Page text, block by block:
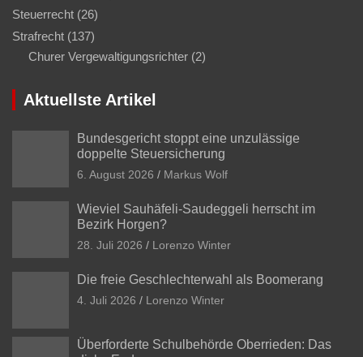
Steuerrecht (26)
Strafrecht (137)
Churer Vergewaltigungsrichter (2)
Aktuellste Artikel
Bundesgericht stoppt eine unzulässige
doppelte Steuersicherung
6. August 2026 Markus Wolf
Wieviel Sauhäfeli-Saudeggeli herrscht im
Bezirk Horgen?
28. Juli 2026 Lorenzo Winter
Die freie Geschlechterwahl als Boomerang
4. Juli 2026 Lorenzo Winter
Überforderte Schulbehörde Oberrieden: Das